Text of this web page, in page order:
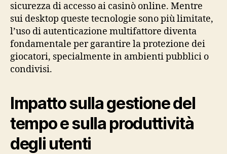
sicurezza di accesso ai casinò online. Mentre
sui desktop queste tecnologie sono più limitate,
l’uso di autenticazione multifattore diventa
fondamentale per garantire la protezione dei
giocatori, specialmente in ambienti pubblici o
condivisi.
Impatto sulla gestione del
tempo e sulla produttività
degli utenti